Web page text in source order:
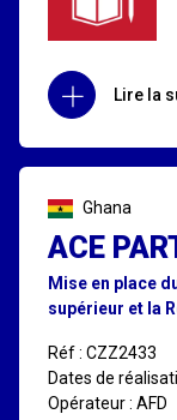
Lire la
Ghana
ACE
Mise en place
supérieur et la
Réf : CZZ2433
Dates de
Opérateur : AFD